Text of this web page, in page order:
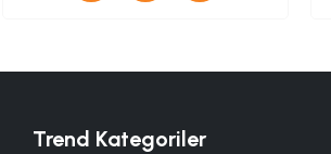
Trend Kategoriler